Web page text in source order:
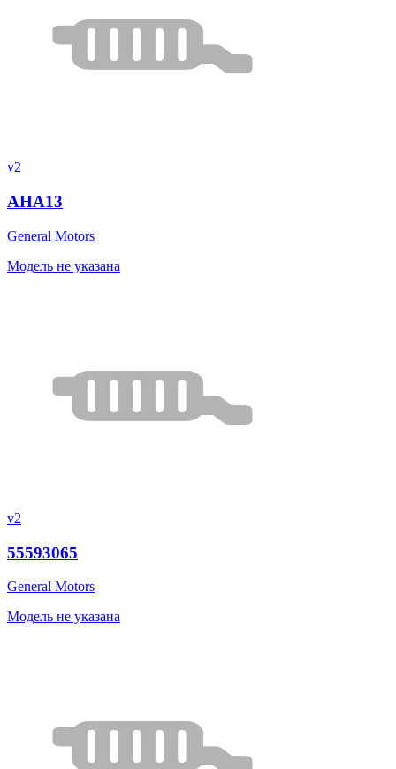
v2
AHA13
General Motors
Модель не указана
v2
55593065
General Motors
Модель не указана